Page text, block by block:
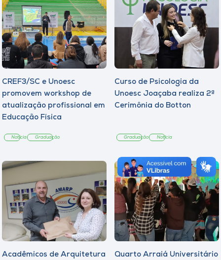
CREF3/SC e Unoesc
promovem workshop de
atualização profissional em
Educação Física
Notícia Graduação
Curso de Psicologia da
Unoesc Joaçaba realiza 2ª
Cerimônia do Botton
Graduação Notícia
Acadêmicos de Arquitetura
Quarto Arraiá Universitário